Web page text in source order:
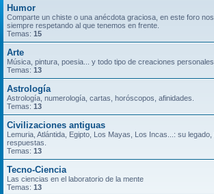
Humor
Comparte un chiste o una anécdota graciosa, en este foro
siempre respetando al que tenemos en frente.
Temas: 15
Arte
Música, pintura, poesia... y todo tipo de creaciones personales.
Temas: 13
Astrología
Astrología, numerología, cartas, horóscopos, afinidades.
Temas: 13
Civilizaciones antiguas
Lemuria, Atlántida, Egipto, Los Mayas, Los Incas...: su
respuestas.
Temas: 13
Tecno-Ciencia
Las ciencias en el laboratorio de la mente
Temas: 13